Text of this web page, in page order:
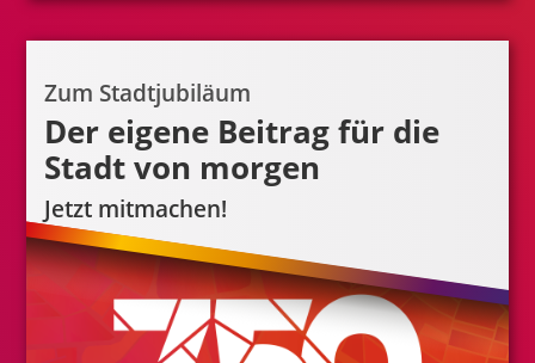
Zum Stadtjubiläum
Der eigene Beitrag für die
Stadt von morgen
Jetzt mitmachen!